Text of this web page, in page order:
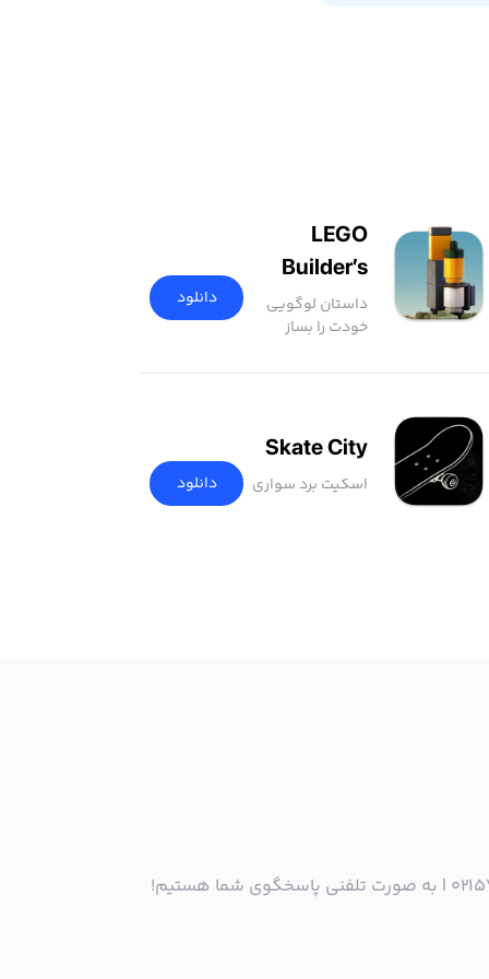
LEGO
Builder’s
Journey
داستان لوگویی
خودت را بساز
دانلود
Skate City
اسکیت برد سواری دانلود